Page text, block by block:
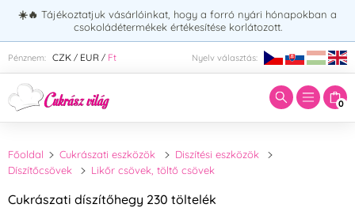
☀️🔥 Tájékoztatjuk vásárlóinkat, hogy a forró nyári hónapokban a
csokoládétermékek értékesítése korlátozott.
Pénznem: CZK / EUR / Ft Nyelv választás:
0
Adja meg a keresett kifejezést:
Főoldal Cukrászati eszközök
Diszítési eszközök
Díszítőcsövek
Likőr csövek, töltő csövek
Cukrászati díszítőhegy 230 töltelék